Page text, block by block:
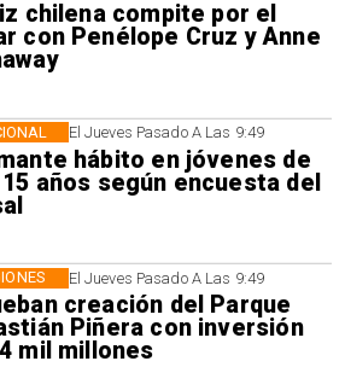
chilena compite por el
con Penélope Cruz y Anne
El Jueves Pasado A Las 9:49
hábito en jóvenes de
15 años según encuesta del
El Jueves Pasado A Las 9:49
creación del Parque
Piñera con inversión
mil millones